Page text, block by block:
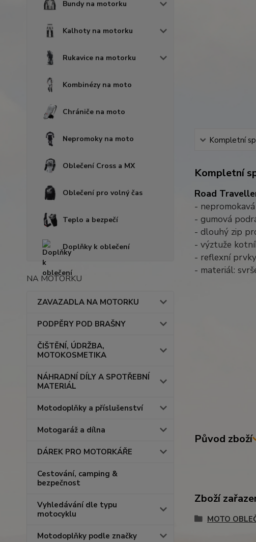
Bundy na motorku
Kalhoty na motorku
Rukavice na motorku
Kombinézy na moto
Chrániče na moto
Nepromoky na moto
Oblečení Cross a MX
Oblečení pro volný čas
Teplo a bezpečí
Doplňky k oblečení
NA MOTORKU
ZAVAZADLA NA MOTORKU
PODPĚRY POD BRAŠNY
ČIŠTĚNÍ, ÚDRŽBA,
MOTOKOSMETIKA
NÁHRADNÍ DÍLY A SPOTŘEBNÍ
MATERIÁL
Motodoplňky a příslušenství
Motogaráž a dílna
DÁREK PRO MOTORKÁŘE
Cestování, camping &
bezpečnost
Vyhledávání dle typu
motocyklu
Motodoplňky podle značky
Kompletní
Kompletní
Road
-
- gumová
- dlouhý zip
- výztuže
- reflexní
- materiál:
Původ zboží
Zboží
MOTO